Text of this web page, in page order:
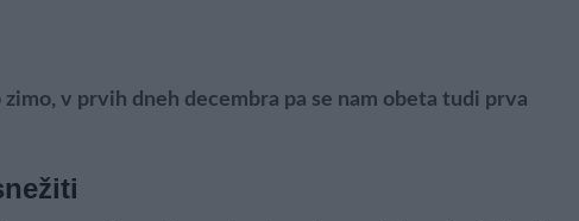
v prvih dneh decembra pa se nam obeta tudi prva